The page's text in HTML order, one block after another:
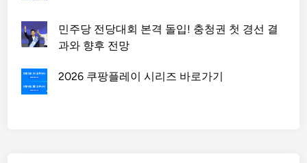
민주당 전당대회 본격 돌입! 충청권 첫 경선 결
과와 향후 전망
2026 쿠팡플레이 시리즈 바로가기